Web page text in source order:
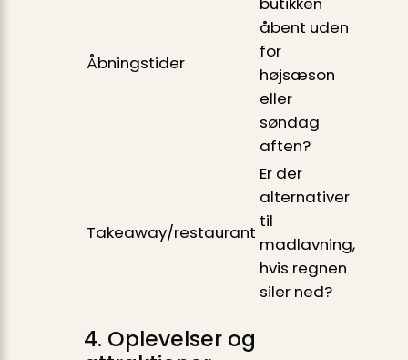
Åbnings­tider
åbent uden
for
højsæson
eller
søndag
aften?
Takeaway/restaurant
Er der
alternativer
til
madlavning,
hvis regnen
siler ned?
4. Oplevelser og